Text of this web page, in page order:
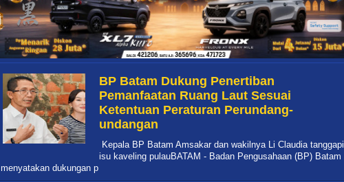
BP Batam Dukung Penertiban
Pemanfaatan Ruang Laut Sesuai
Ketentuan Peraturan Perundang-
undangan
Kepala BP Batam Amsakar dan wakilnya Li Claudia tanggapi
isu kaveling pulauBATAM - Badan Pengusahaan (BP) Batam
menyatakan dukungan p